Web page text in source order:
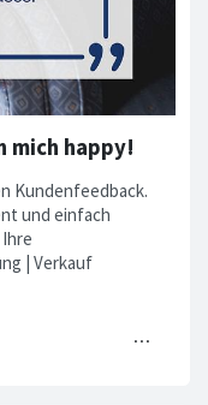
mich happy!
Kundenfeedback.
und einfach
| Verkauf